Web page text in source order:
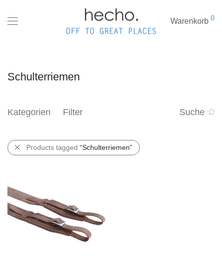
Warenkorb 0
Schulterriemen
Kategorien Filter Suche
Products tagged “Schulterriemen”